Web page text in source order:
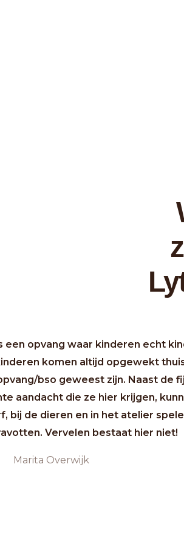
een opvang waar kinderen echt
komen altijd opgewekt
bso geweest zijn. Naast de
aandacht die ze hier krijgen,
bij de dieren en in het atelier
Vervelen bestaat hier niet!
Marita Overwijk